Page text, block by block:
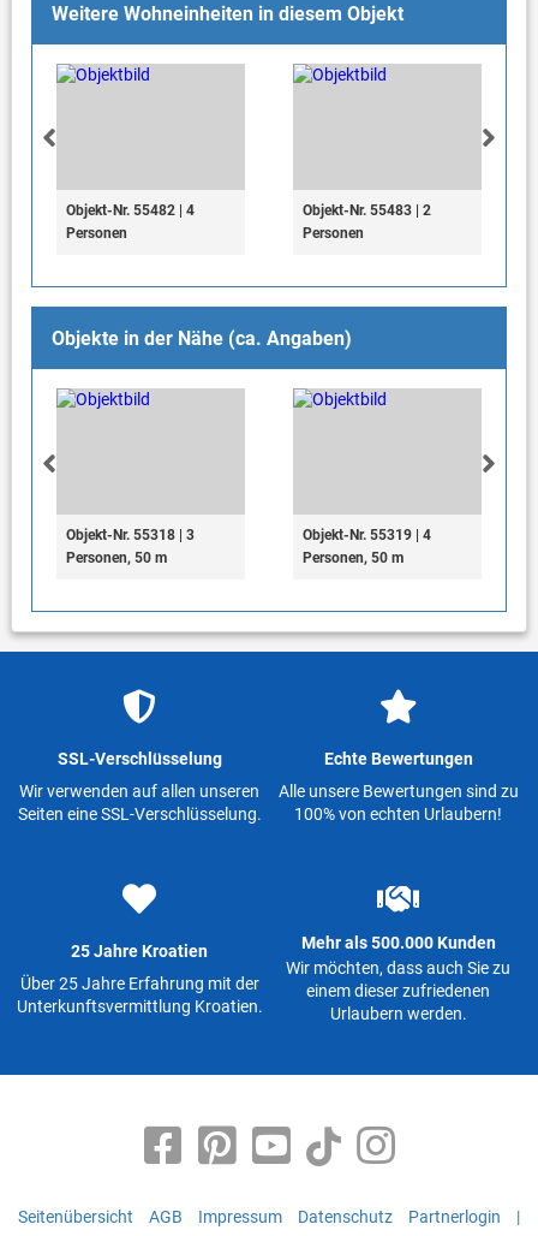
Weitere Wohneinheiten in diesem Objekt
Objekt-Nr. 55482 | 4
Personen
Objekt-Nr. 55483 | 2
Personen
Objekte in der Nähe (ca. Angaben)
Objekt-Nr. 55318 | 3
Personen, 50 m
Objekt-Nr. 55319 | 4
Personen, 50 m
SSL-Verschlüsselung
Wir verwenden auf allen unseren
Seiten eine SSL-Verschlüsselung.
Echte Bewertungen
Alle unsere Bewertungen sind zu
100% von echten Urlaubern!
25 Jahre Kroatien
Über 25 Jahre Erfahrung mit der
Unterkunftsvermittlung Kroatien.
Mehr als 500.000 Kunden
Wir möchten, dass auch Sie zu
einem dieser zufriedenen
Urlaubern werden.
Seitenübersicht AGB Impressum Datenschutz Partnerlogin |